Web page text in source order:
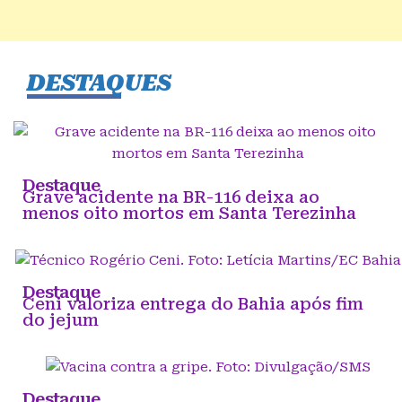
DESTAQUES
Destaque
Grave acidente na BR-116 deixa ao
menos oito mortos em Santa Terezinha
Destaque
Ceni valoriza entrega do Bahia após fim
do jejum